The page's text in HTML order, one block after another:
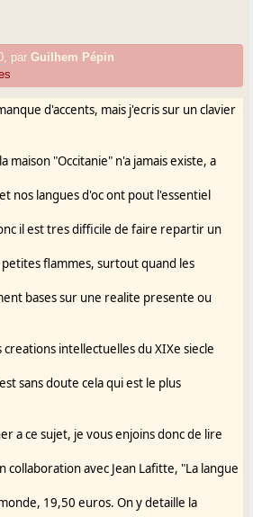
du livre
et moi venons de publier
ou les langues d'oc ».
parGuilhem Pépin
d'accents, mais j'ecris sur un clavier
maison "Occitanie" n'a jamais existe, a
nos langues d'oc ont pout l'essentiel
il est tres difficile de faire repartir un
flammes, surtout quand les
bases sur une realite presente ou
intellectuelles du XIXe siecle
sans doute cela qui est le plus
a ce sujet, je vous enjoins donc de lire
collaboration avec Jean Lafitte, "La langue
19,50 euros. On y detaille la